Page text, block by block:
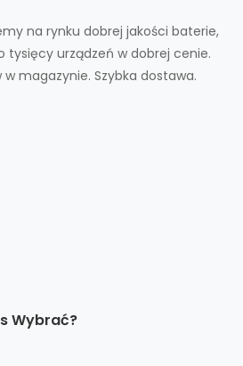
na rynku dobrej jakości baterie,
tysięcy urządzeń w dobrej cenie.
magazynie. Szybka dostawa.
Wybrać?